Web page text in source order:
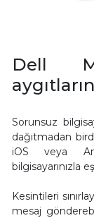
Dell
Sorunsuz
dağıtmadan
iOS veya
bilgisayarınızla
Kesintileri
mesaj